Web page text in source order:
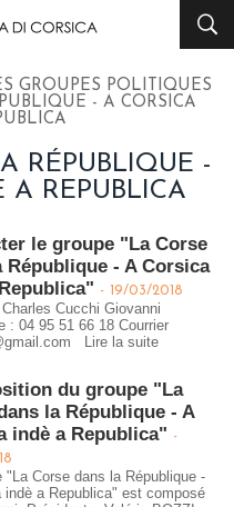
GROUPES POLITIQUES
- A CORSICA
RÉPUBLIQUE -
A REPUBLICA
le groupe "La Corse
République - A Corsica
- 19/03/2018
Cucchi Giovanni
: 04 95 51 66 18 Courrier
Lire la suite
du groupe "La
la République - A
indè a Republica" -
"La Corse dans la République -
indè a Republica" est composé